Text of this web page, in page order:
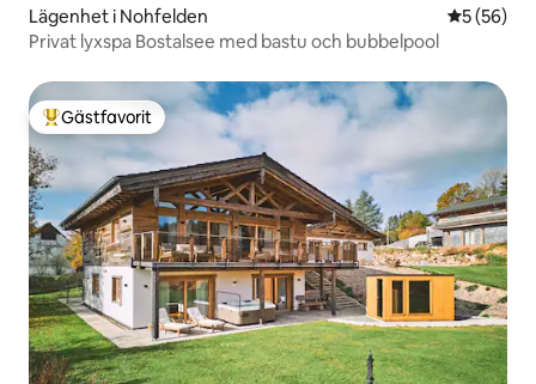
Lägenhet i Nohfelden 5 av 5 i
5 (56)
Privat lyxspa Bostalsee med bastu och bubbelpool
Populär gästfavorit
Gästfavorit